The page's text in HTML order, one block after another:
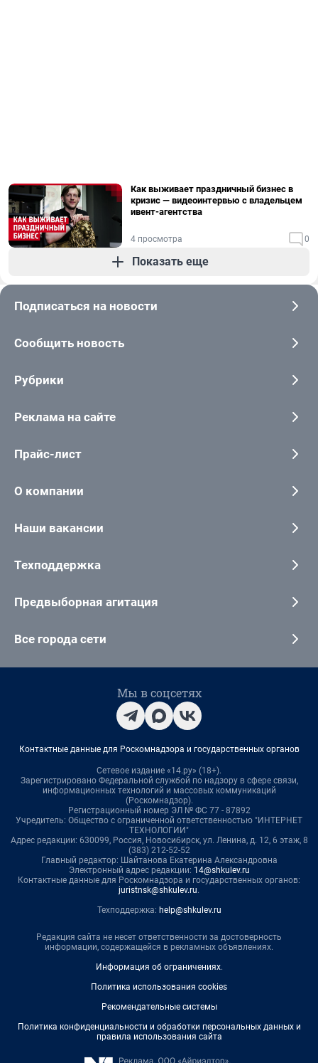
Как выживает праздничный бизнес в
кризис — видеоинтервью с владельцем
ивент-агентства
4 просмотра 0
Показать еще
Подписаться на новости
Сообщить новость
Рубрики
Реклама на сайте
Прайс-лист
О компании
Наши вакансии
Техподдержка
Предвыборная агитация
Все города сети
Мы в соцсетях
Контактные данные для Роскомнадзора и государственных органов
Сетевое издание «14.ру» (18+).
Зарегистрировано Федеральной службой по надзору в сфере связи,
информационных технологий и массовых коммуникаций
(Роскомнадзор).
Регистрационный номер ЭЛ № ФС 77 - 87892
Учредитель: Общество с ограниченной ответственностью "ИНТЕРНЕТ
ТЕХНОЛОГИИ"
Адрес редакции: 630099, Россия, Новосибирск, ул. Ленина, д. 12, 6 этаж, 8
(383) 212-52-52
Главный редактор: Шайтанова Екатерина Александровна
Электронный адрес редакции: 14@shkulev.ru
Контактные данные для Роскомнадзора и государственных органов:
juristnsk@shkulev.ru.
Техподдержка: help@shkulev.ru
Редакция сайта не несет ответственности за достоверность
информации, содержащейся в рекламных объявлениях.
Информация об ограничениях.
Политика использования cookies
Рекомендательные системы
Политика конфиденциальности и обработки персональных данных и
правила использования сайта